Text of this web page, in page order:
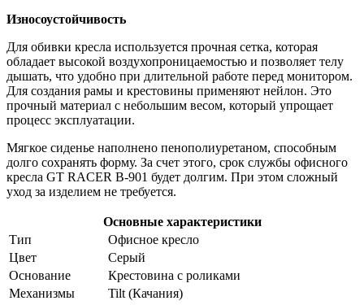
Износоустойчивость
Для обивки кресла используется прочная сетка, которая
обладает высокой воздухопроницаемостью и позволяет телу
дышать, что удобно при длительной работе перед монитором.
Для создания рамы и крестовины применяют нейлон. Это
прочный материал с небольшим весом, который упрощает
процесс эксплуатации.
Мягкое сиденье наполнено пенополиуретаном, способным
долго сохранять форму. За счет этого, срок службы офисного
кресла GT RACER B-901 будет долгим. При этом сложный
уход за изделием не требуется.
Основные характеристики
Тип
Офисное кресло
Цвет
Серый
Основание
Крестовина с роликами
Механизмы
Tilt (Качания)